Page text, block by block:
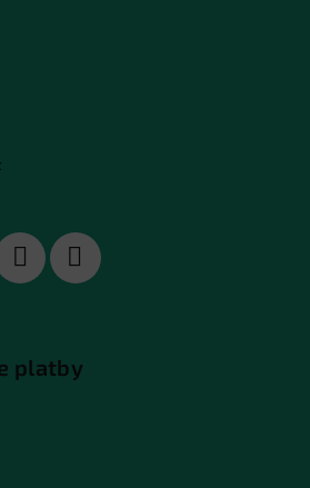
platby